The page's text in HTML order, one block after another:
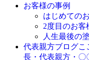
お客様の事例
はじめての
2度目のお客
人生最後の
代表親方ブログこ
長・代表親方・〇